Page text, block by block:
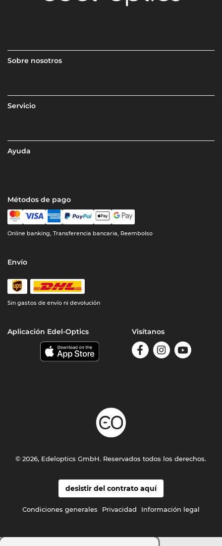
Sobre nosotros
Servicio
Ayuda
Métodos de pago
Online banking, Transferencia bancaria, Reembolso
Envío
Sin gastos de envío ni devolución
Aplicación Edel-Optics Visítanos
desistir del contrato aquí
Condiciones generales Privacidad Información legal
© 2026, Edeloptics GmbH. Reservados todos los derechos.